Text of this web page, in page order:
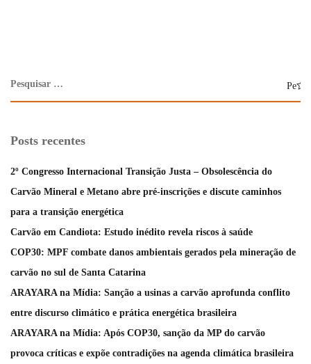
Posts recentes
2º Congresso Internacional Transição Justa – Obsolescência do
Carvão Mineral e Metano abre pré-inscrições e discute caminhos
para a transição energética
Carvão em Candiota: Estudo inédito revela riscos à saúde
COP30: MPF combate danos ambientais gerados pela mineração de
carvão no sul de Santa Catarina
ARAYARA na Mídia: Sanção a usinas a carvão aprofunda conflito
entre discurso climático e prática energética brasileira
ARAYARA na Mídia: Após COP30, sanção da MP do carvão
provoca críticas e expõe contradições na agenda climática brasileira